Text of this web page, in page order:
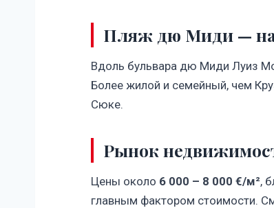
Пляж дю Миди —
Вдоль бульвара дю Миди Луиз
Более жилой и семейный, чем
Сюке.
Рынок
Цены около 6 000 – 8 000 €/м²,
главным фактором стоимости.